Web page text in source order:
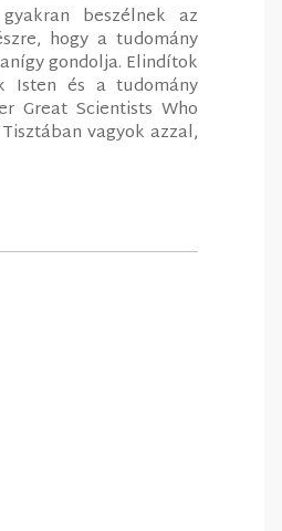
beszélnek az
hogy a tudomány
gondolja. Elindítok
Isten és a tudomány
Great Scientists Who
vagyok azzal,